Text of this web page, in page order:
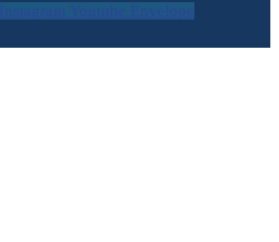
Instagram Youtube Envelope